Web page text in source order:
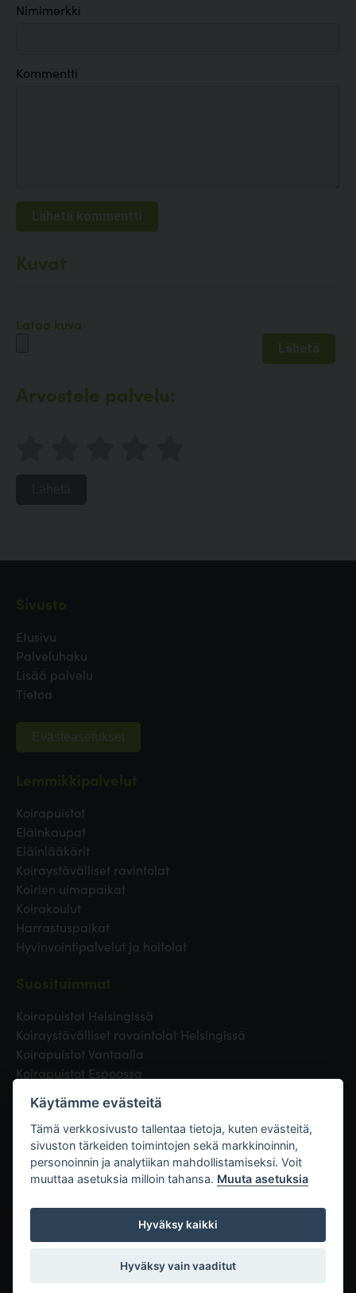
Nimimerkki
Kommentti
Kuvat
Lataa kuva
Arvostele palvelu:
Etusivu
Palveluhaku
Lisää palvelu
Tietoa
Evästeasetukset
Koirapuistot
Eläinkaupat
Eläinlääkärit
Koiraystävälliset ravintolat
Koirien uimapaikat
Koirakoulut
Harrastuspaikat
Hyvinvointipalvelut ja hoitolat
Koirapuistot Helsingissä
Koiraystävälliset ravaintolat Helsingissä
Koirapuistot Vantaalla
Koirapuistot Espoossa
Eläinlääkäri Helsingissä
Koirapuistot Tampereella
Linkit
Käytämme evästeitä
Tämä verkkosivusto tallentaa tietoja, kuten evästeitä,
sivuston tärkeiden toimintojen sekä markkinoinnin,
personoinnin ja analytiikan mahdollistamiseksi. Voit
muuttaa asetuksia milloin tahansa. Muuta asetuksia
Hyväksy kaikki
Hyväksy vain vaaditut